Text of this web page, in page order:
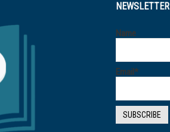
NEWSLETTER
Name
Email*